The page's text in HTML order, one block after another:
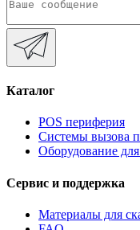
Каталог
POS периферия
Системы вызова
Оборудование
Сервис и поддержка
Материалы для